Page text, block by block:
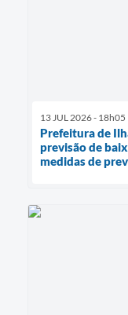
13 JUL 2026 - 18h05
Prefeitura de
previsão de
medidas de